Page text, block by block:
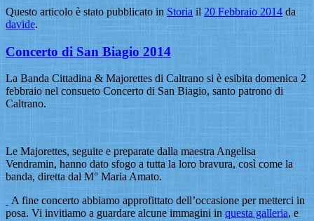
Questo articolo è stato pubblicato in Storia il 20 Febbraio 2014 da
davide.
Concerto di San Biagio 2014
La Banda Cittadina & Majorettes di Caltrano si è esibita domenica 2
febbraio nel consueto Concerto di San Biagio, santo patrono di
Caltrano.
Le Majorettes, seguite e preparate dalla maestra Angelisa
Vendramin, hanno dato sfogo a tutta la loro bravura, così come la
banda, diretta dal M° Maria Amato.
A fine concerto abbiamo approfittato dell’occasione per metterci in
posa. Vi invitiamo a guardare alcune immagini in questa galleria, e